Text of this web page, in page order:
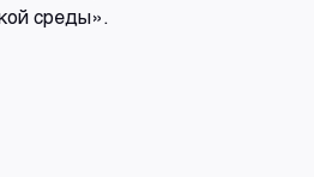
среды».